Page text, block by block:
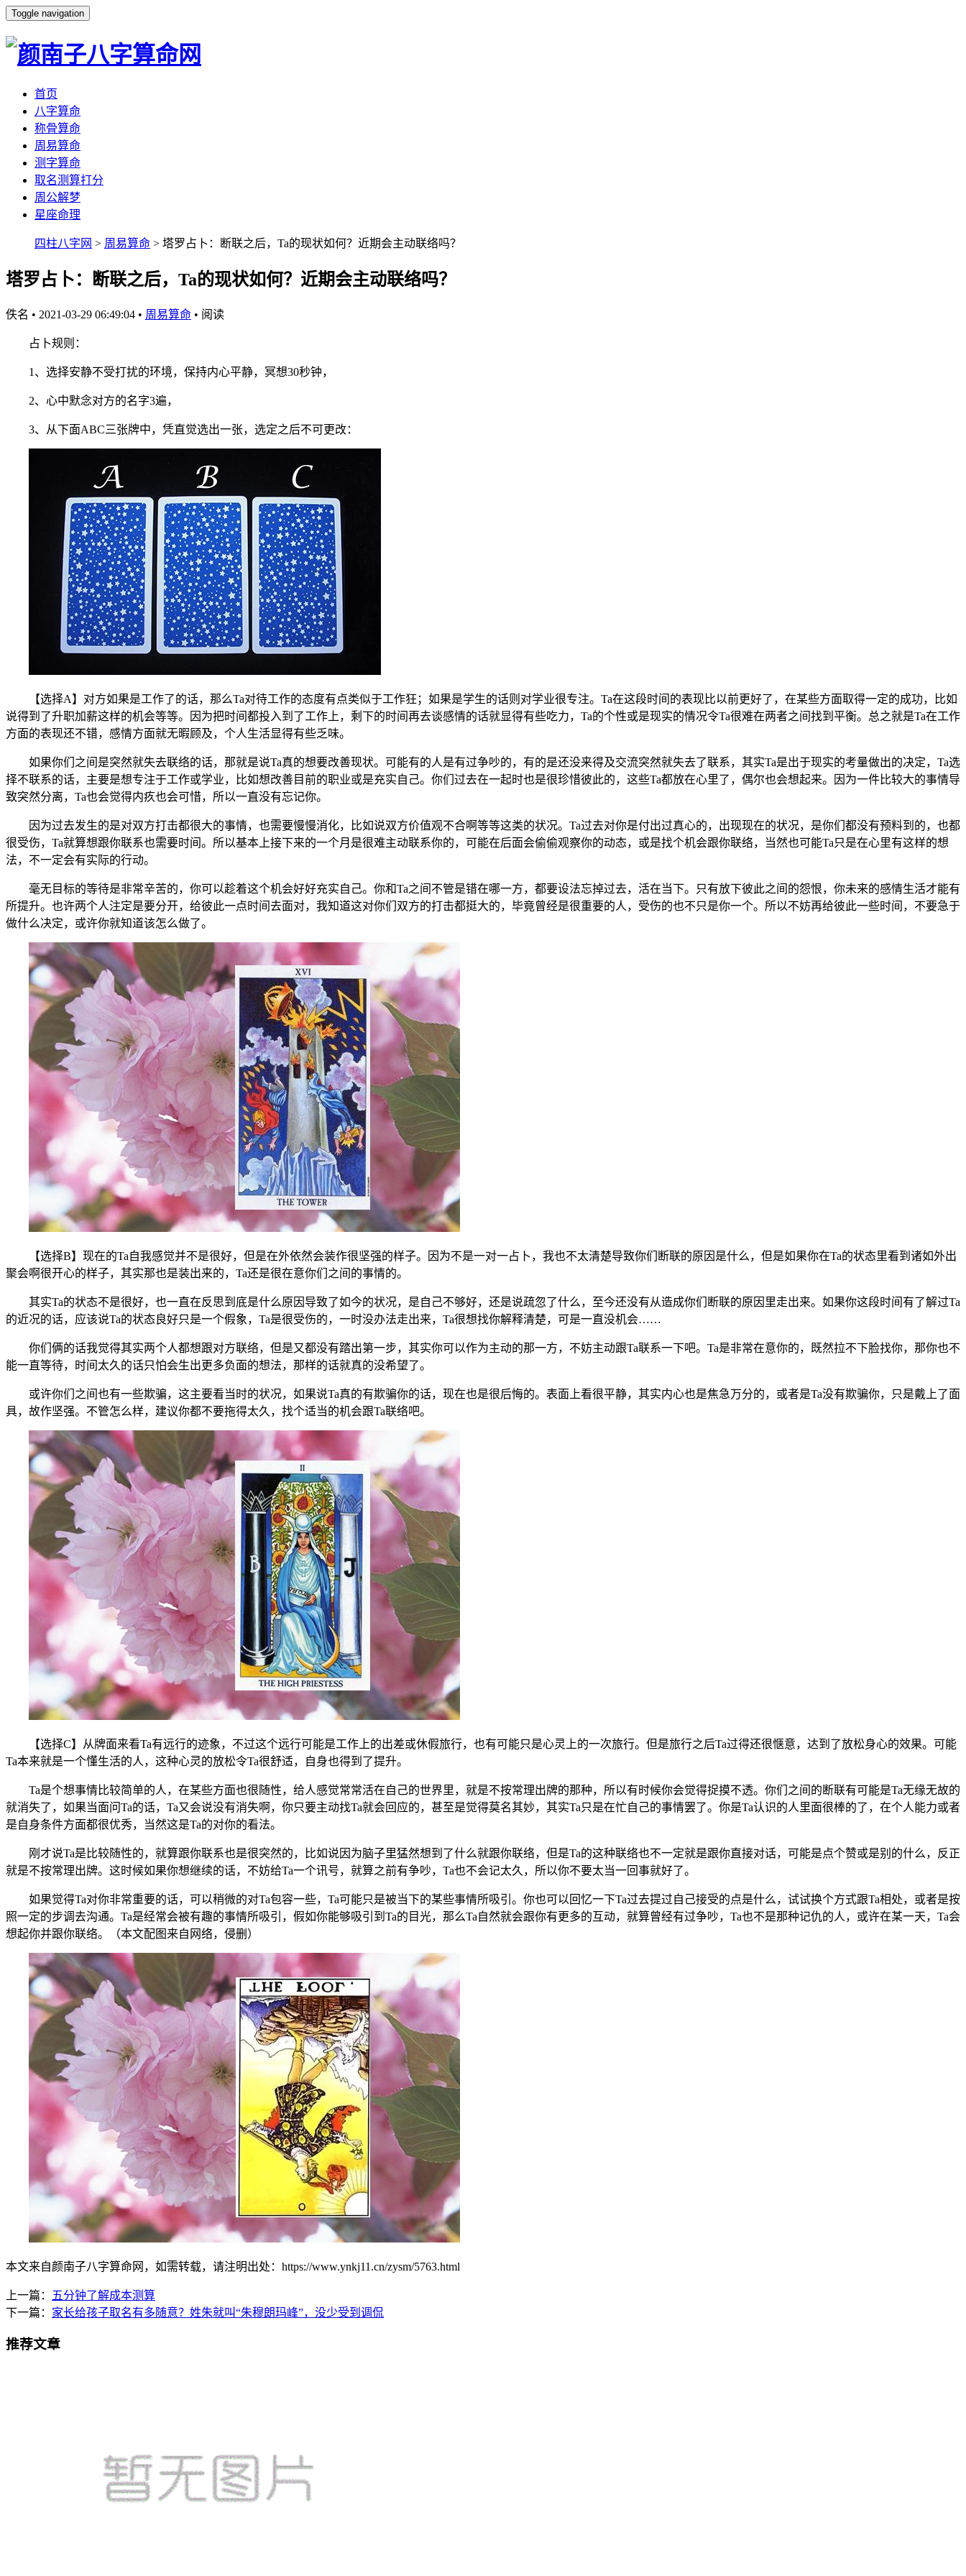
Toggle navigation
首页
八字算命
称骨算命
周易算命
测字算命
取名测算打分
周公解梦
星座命理
四柱八字网 > 周易算命 > 塔罗占卜：断联之后，Ta的现状如何？近期会主动联络吗？
塔罗占卜：断联之后，Ta的现状如何？近期会主动联络吗？
佚名 • 2021-03-29 06:49:04 • 周易算命 • 阅读
占卜规则：
1、选择安静不受打扰的环境，保持内心平静，冥想30秒钟，
2、心中默念对方的名字3遍，
3、从下面ABC三张牌中，凭直觉选出一张，选定之后不可更改：
【选择A】对方如果是工作了的话，那么Ta对待工作的态度有点类似于工作狂；如果是学生的话则对学业很专注。Ta在这段时间的表现比以前更好了，在某些方面取得一定的成功，比如
说得到了升职加薪这样的机会等等。因为把时间都投入到了工作上，剩下的时间再去谈感情的话就显得有些吃力，Ta的个性或是现实的情况令Ta很难在两者之间找到平衡。总之就是Ta在工作
方面的表现还不错，感情方面就无暇顾及，个人生活显得有些乏味。
如果你们之间是突然就失去联络的话，那就是说Ta真的想要改善现状。可能有的人是有过争吵的，有的是还没来得及交流突然就失去了联系，其实Ta是出于现实的考量做出的决定，Ta选
择不联系的话，主要是想专注于工作或学业，比如想改善目前的职业或是充实自己。你们过去在一起时也是很珍惜彼此的，这些Ta都放在心里了，偶尔也会想起来。因为一件比较大的事情导
致突然分离，Ta也会觉得内疚也会可惜，所以一直没有忘记你。
因为过去发生的是对双方打击都很大的事情，也需要慢慢消化，比如说双方价值观不合啊等等这类的状况。Ta过去对你是付出过真心的，出现现在的状况，是你们都没有预料到的，也都
很受伤，Ta就算想跟你联系也需要时间。所以基本上接下来的一个月是很难主动联系你的，可能在后面会偷偷观察你的动态，或是找个机会跟你联络，当然也可能Ta只是在心里有这样的想
法，不一定会有实际的行动。
毫无目标的等待是非常辛苦的，你可以趁着这个机会好好充实自己。你和Ta之间不管是错在哪一方，都要设法忘掉过去，活在当下。只有放下彼此之间的怨恨，你未来的感情生活才能有
所提升。也许两个人注定是要分开，给彼此一点时间去面对，我知道这对你们双方的打击都挺大的，毕竟曾经是很重要的人，受伤的也不只是你一个。所以不妨再给彼此一些时间，不要急于
做什么决定，或许你就知道该怎么做了。
【选择B】现在的Ta自我感觉并不是很好，但是在外依然会装作很坚强的样子。因为不是一对一占卜，我也不太清楚导致你们断联的原因是什么，但是如果你在Ta的状态里看到诸如外出
聚会啊很开心的样子，其实那也是装出来的，Ta还是很在意你们之间的事情的。
其实Ta的状态不是很好，也一直在反思到底是什么原因导致了如今的状况，是自己不够好，还是说疏忽了什么，至今还没有从造成你们断联的原因里走出来。如果你这段时间有了解过Ta
的近况的话，应该说Ta的状态良好只是一个假象，Ta是很受伤的，一时没办法走出来，Ta很想找你解释清楚，可是一直没机会……
你们俩的话我觉得其实两个人都想跟对方联络，但是又都没有踏出第一步，其实你可以作为主动的那一方，不妨主动跟Ta联系一下吧。Ta是非常在意你的，既然拉不下脸找你，那你也不
能一直等待，时间太久的话只怕会生出更多负面的想法，那样的话就真的没希望了。
或许你们之间也有一些欺骗，这主要看当时的状况，如果说Ta真的有欺骗你的话，现在也是很后悔的。表面上看很平静，其实内心也是焦急万分的，或者是Ta没有欺骗你，只是戴上了面
具，故作坚强。不管怎么样，建议你都不要拖得太久，找个适当的机会跟Ta联络吧。
【选择C】从牌面来看Ta有远行的迹象，不过这个远行可能是工作上的出差或休假旅行，也有可能只是心灵上的一次旅行。但是旅行之后Ta过得还很惬意，达到了放松身心的效果。可能
Ta本来就是一个懂生活的人，这种心灵的放松令Ta很舒适，自身也得到了提升。
Ta是个想事情比较简单的人，在某些方面也很随性，给人感觉常常活在自己的世界里，就是不按常理出牌的那种，所以有时候你会觉得捉摸不透。你们之间的断联有可能是Ta无缘无故的
就消失了，如果当面问Ta的话，Ta又会说没有消失啊，你只要主动找Ta就会回应的，甚至是觉得莫名其妙，其实Ta只是在忙自己的事情罢了。你是Ta认识的人里面很棒的了，在个人能力或者
是自身条件方面都很优秀，当然这是Ta的对你的看法。
刚才说Ta是比较随性的，就算跟你联系也是很突然的，比如说因为脑子里猛然想到了什么就跟你联络，但是Ta的这种联络也不一定就是跟你直接对话，可能是点个赞或是别的什么，反正
就是不按常理出牌。这时候如果你想继续的话，不妨给Ta一个讯号，就算之前有争吵，Ta也不会记太久，所以你不要太当一回事就好了。
如果觉得Ta对你非常重要的话，可以稍微的对Ta包容一些，Ta可能只是被当下的某些事情所吸引。你也可以回忆一下Ta过去提过自己接受的点是什么，试试换个方式跟Ta相处，或者是按
照一定的步调去沟通。Ta是经常会被有趣的事情所吸引，假如你能够吸引到Ta的目光，那么Ta自然就会跟你有更多的互动，就算曾经有过争吵，Ta也不是那种记仇的人，或许在某一天，Ta会
想起你并跟你联络。（本文配图来自网络，侵删）
本文来自颜南子八字算命网，如需转载，请注明出处：https://www.ynkj11.cn/zysm/5763.html
上一篇：
五分钟了解成本测算
下一篇： 家长给孩子取名有多随意？姓朱就叫“朱穆朗玛峰”，没少受到调侃
推荐文章